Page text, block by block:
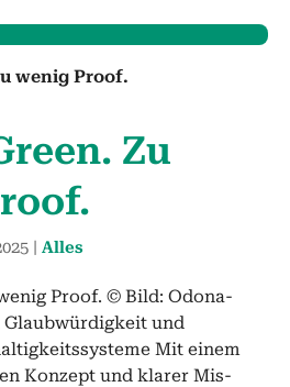
Zu
| Alles
Proof. © Bild: Odona­
und
Mit einem
Konzept und klar­er Mis­